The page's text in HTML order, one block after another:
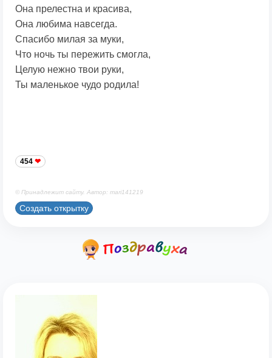
Она прелестна и красива,
Она любима навсегда.
Спасибо милая за муки,
Что ночь ты пережить смогла,
Целую нежно твои руки,
Ты маленькое чудо родила!
454
© Принадлежит сайту. Автор: mari141219
Создать открытку